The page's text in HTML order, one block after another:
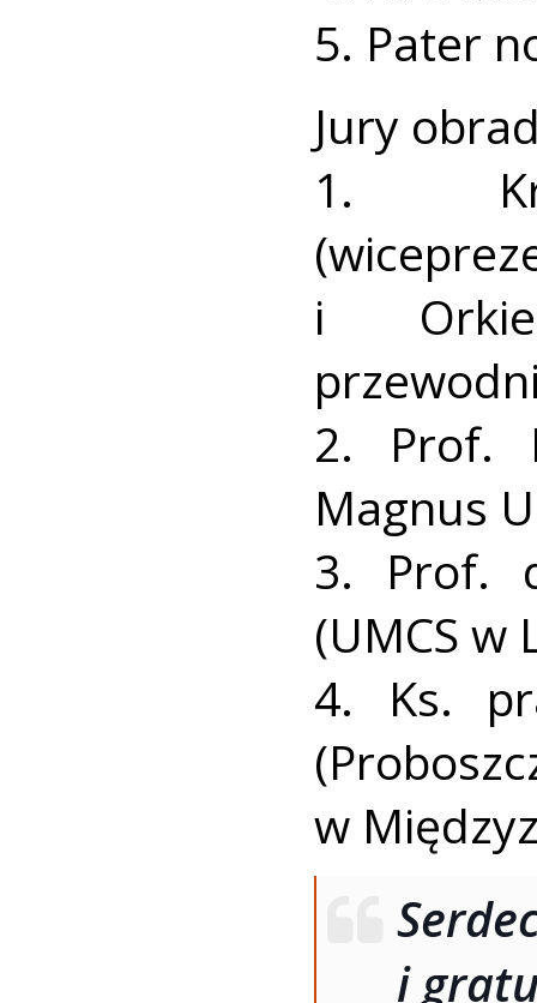
5. Pater
Jury
1.
i
2. Prof.
Magnus
3. Prof.
(UMCS w
4. Ks.
w
i